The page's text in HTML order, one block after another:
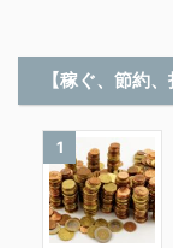
【稼ぐ、節約
1